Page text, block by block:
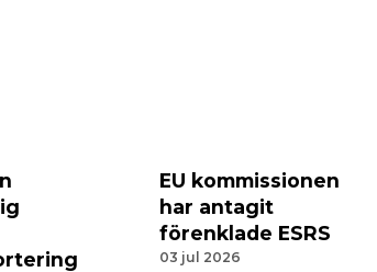
EU kommissionen
har antagit
förenklade ESRS
03 jul 2026